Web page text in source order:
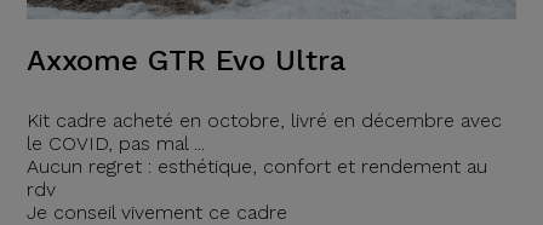
Axxome GTR Evo Ultra
Kit cadre acheté en octobre, livré en décembre avec
le COVID, pas mal ...
Aucun regret : esthétique, confort et rendement au
rdv
Je conseil vivement ce cadre